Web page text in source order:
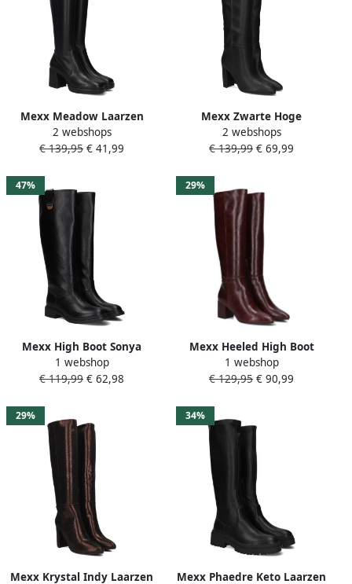
Mexx Meadow Laarzen
Leatherlook Dames Zwart
2 webshops
€ 139,95 € 41,99
Mexx Zwarte Hoge
Laarzenjes voor Dames
Black Dames
2 webshops
€ 139,99 € 69,99
47%
Mexx High Boot Sonya
Respect Black Dames
1 webshop
€ 119,99 € 62,98
29%
Mexx Heeled High Boot
Pluck Mila Burgundy Red
Dames
1 webshop
€ 129,95 € 90,99
29%
Mexx Krystal Indy Laarzen
34%
Mexx Phaedre Keto Laarzen